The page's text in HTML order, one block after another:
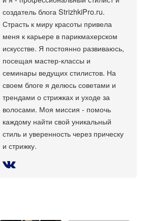
создатель блога StrizhkiPro.ru.
Страсть к миру красоты привела
меня к карьере в парикмахерском
искусстве. Я постоянно развиваюсь,
посещая мастер-классы и
семинары ведущих стилистов. На
своем блоге я делюсь советами и
трендами о стрижках и уходе за
волосами. Моя миссия - помочь
каждому найти свой уникальный
стиль и уверенность через прическу
и стрижку.